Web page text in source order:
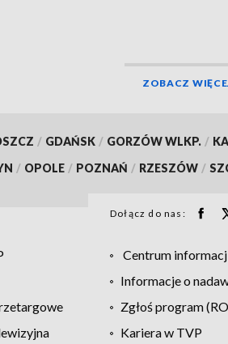
ZOBACZ
/ GDAŃSK / GORZÓW WLKP. /
/ OPOLE / POZNAŃ / RZESZÓW /
Dołącz do nas:
Centrum
Informacje o
Zgłoś program
Kariera w TVP